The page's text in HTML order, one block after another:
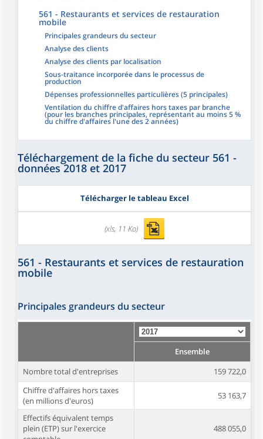
561 - Restaurants et services de restauration
mobile
Principales grandeurs du secteur
Analyse des clients
Analyse des clients par localisation
Sous-traitance incorporée dans le processus de
production
Dépenses professionnelles particulières (5 principales)
Ventilation du chiffre d'affaires hors taxes par branche
(pour les branches principales, représentant au moins 5 %
du chiffre d'affaires l'une des 2 années)
Téléchargement de la fiche du secteur 561 -
données 2018 et 2017
Télécharger le tableau Excel
(xls, 11 Ko)
561 - Restaurants et services de restauration
mobile
Principales grandeurs du secteur
Ensemble
Nombre total d'entreprises
159 722,0
Chiffre d'affaires hors taxes
(en millions d'euros)
53 163,7
Effectifs équivalent temps
plein (ETP) sur l'exercice
488 055,0